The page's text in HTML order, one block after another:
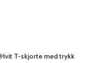
CUSTOMIZE
Hvit T-skjorte med trykk